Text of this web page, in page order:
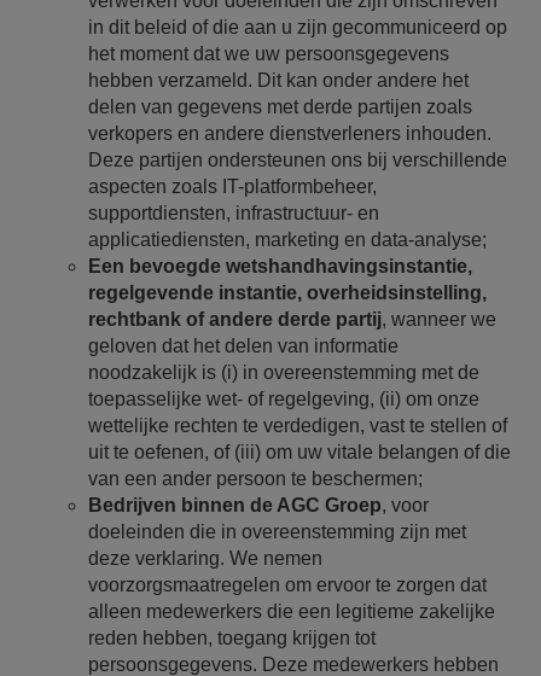
in dit beleid of die aan u zijn gecommuniceerd op
het moment dat we uw persoonsgegevens
hebben verzameld. Dit kan onder andere het
delen van gegevens met derde partijen zoals
verkopers en andere dienstverleners inhouden.
Deze partijen ondersteunen ons bij verschillende
aspecten zoals IT-platformbeheer,
supportdiensten, infrastructuur- en
applicatiediensten, marketing en data-analyse;
Een bevoegde wetshandhavingsinstantie,
regelgevende instantie, overheidsinstelling,
rechtbank of andere derde partij, wanneer we
geloven dat het delen van informatie
noodzakelijk is (i) in overeenstemming met de
toepasselijke wet- of regelgeving, (ii) om onze
wettelijke rechten te verdedigen, vast te stellen of
uit te oefenen, of (iii) om uw vitale belangen of die
van een ander persoon te beschermen;
Bedrijven binnen de AGC Groep, voor
doeleinden die in overeenstemming zijn met
deze verklaring. We nemen
voorzorgsmaatregelen om ervoor te zorgen dat
alleen medewerkers die een legitieme zakelijke
reden hebben, toegang krijgen tot
persoonsgegevens. Deze medewerkers hebben